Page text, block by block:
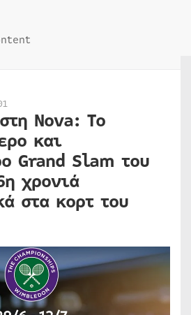
Nova: Τo
και
Grand Slam του
χρονιά
στα κορτ του